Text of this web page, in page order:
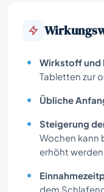
Wirkstoff und
Tabletten zur
Übliche
Steigerung
Wochen kann
erhöht
dem